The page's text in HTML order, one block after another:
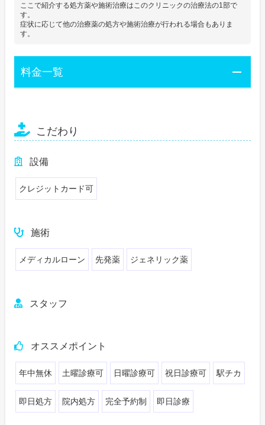
ここで紹介する処方薬や施術治療はこのクリニックの治療法の1部で
す。
症状に応じて他の治療薬の処方や施術治療が行われる場合もありま
す。
料金一覧
こだわり
設備
クレジットカード可
施術
メディカルローン 先発薬 ジェネリック薬
スタッフ
オススメポイント
年中無休 土曜診療可 日曜診療可 祝日診療可 駅チカ
即日処方 院内処方 完全予約制 即日診療